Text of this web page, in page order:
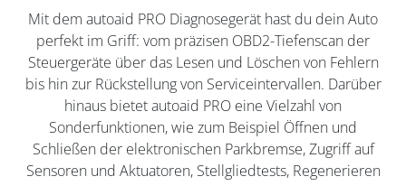
Mit dem autoaid PRO Diagnosegerät hast du dein Auto
perfekt im Griff: vom präzisen OBD2-Tiefenscan der
Steuergeräte über das Lesen und Löschen von Fehlern
bis hin zur Rückstellung von Serviceintervallen. Darüber
hinaus bietet autoaid PRO eine Vielzahl von
Sonderfunktionen, wie zum Beispiel Öffnen und
Schließen der elektronischen Parkbremse, Zugriff auf
Sensoren und Aktuatoren, Stellgliedtests, Regenerieren